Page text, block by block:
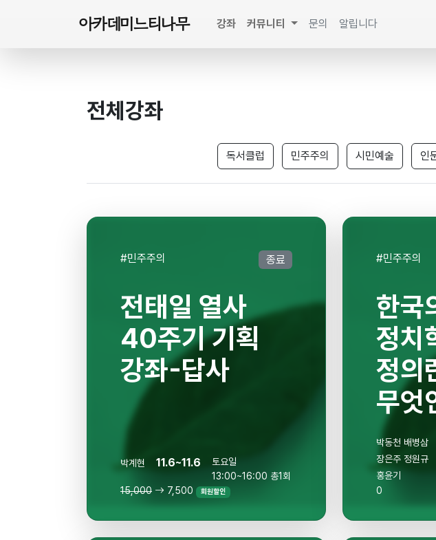
아카데미느티나무 강좌 커뮤니티 문의 알립니다
전체강좌
독서클럽 민주주의 시민예술 인
#민주주의 종료
전태일 열사
40주기 기획
강좌-답사
박계현 11.6~11.6
토요일
13:00~16:00 총1회
15,000
7,500 회원할인
#민주주의
한국
정치
정의
무엇
따지
박동천 배병삼
장은주 정원규
홍윤기
0